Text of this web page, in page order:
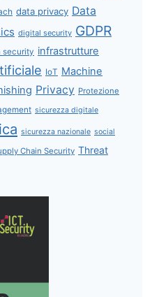
data privacy Data
digital security GDPR
security infrastrutture
IoT Machine
Privacy Protezione
sicurezza digitale
sicurezza nazionale social
Chain Security Threat